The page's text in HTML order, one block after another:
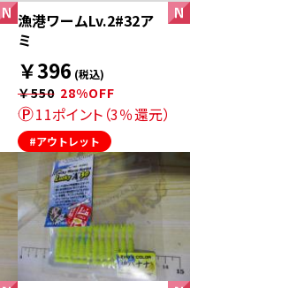
漁港ワームLv.2#32ア
ミ
￥396 (税込)
￥550 28%OFF
11ポイント（3％還元）
#アウトレット